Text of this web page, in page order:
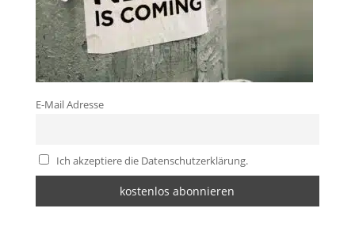
E-Mail Adresse
Ich akzeptiere die Datenschutzerklärung.